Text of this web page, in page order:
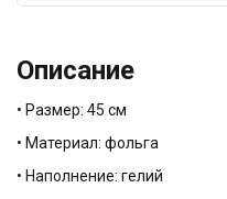
Описание
• Размер: 45 см
• Материал: фольга
• Наполнение: гелий